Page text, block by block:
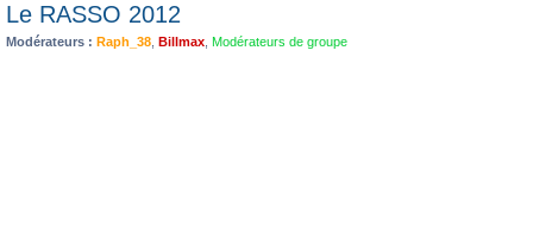
Le RASSO 2012
Modérateurs : Raph_38 Billmax Modérateurs de groupe